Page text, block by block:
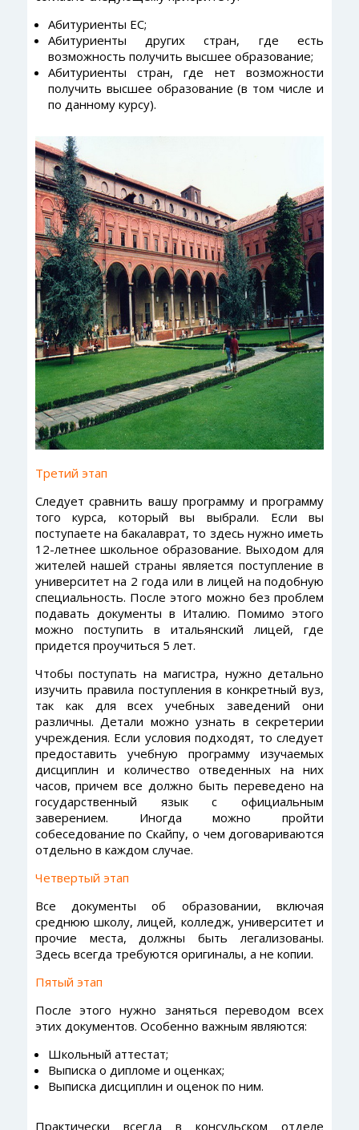
Абитуриенты ЕС;
Абитуриенты других стран, где есть
возможность получить высшее образование;
Абитуриенты стран, где нет возможности
получить высшее образование (в том числе и
по данному курсу).
Третий этап
Следует сравнить вашу программу и программу
того курса, который вы выбрали. Если вы
поступаете на бакалаврат, то здесь нужно иметь
12-летнее школьное образование. Выходом для
жителей нашей страны является поступление в
университет на 2 года или в лицей на подобную
специальность. После этого можно без проблем
подавать документы в Италию. Помимо этого
можно поступить в итальянский лицей, где
придется проучиться 5 лет.
Чтобы поступать на магистра, нужно детально
изучить правила поступления в конкретный вуз,
так как для всех учебных заведений они
различны. Детали можно узнать в секретерии
учреждения. Если условия подходят, то следует
предоставить учебную программу изучаемых
дисциплин и количество отведенных на них
часов, причем все должно быть переведено на
государственный язык с официальным
заверением. Иногда можно пройти
собеседование по Скайпу, о чем договариваются
отдельно в каждом случае.
Четвертый этап
Все документы об образовании, включая
среднюю школу, лицей, колледж, университет и
прочие места, должны быть легализованы.
Здесь всегда требуются оригиналы, а не копии.
Пятый этап
После этого нужно заняться переводом всех
этих документов. Особенно важным являются:
Школьный аттестат;
Выписка о дипломе и оценках;
Выписка дисциплин и оценок по ним.
Практически всегда в консульском отделе